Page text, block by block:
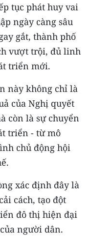
tục phát huy vai
ngày càng sâu
gắt, thành phố
vượt trội, đủ linh
triển mới.
này không chỉ là
của Nghị quyết
còn là sự chuyển
triển - từ mô
chủ động hội
xác định đây là
cách, tạo đột
đô thị hiện đại
người dân.